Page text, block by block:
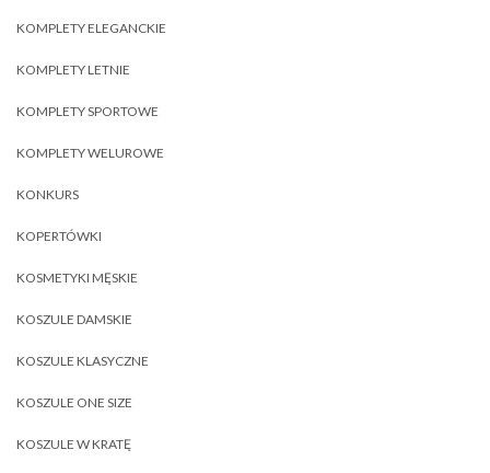
KOMPLETY ELEGANCKIE
KOMPLETY LETNIE
KOMPLETY SPORTOWE
KOMPLETY WELUROWE
KONKURS
KOPERTÓWKI
KOSMETYKI MĘSKIE
KOSZULE DAMSKIE
KOSZULE KLASYCZNE
KOSZULE ONE SIZE
KOSZULE W KRATĘ